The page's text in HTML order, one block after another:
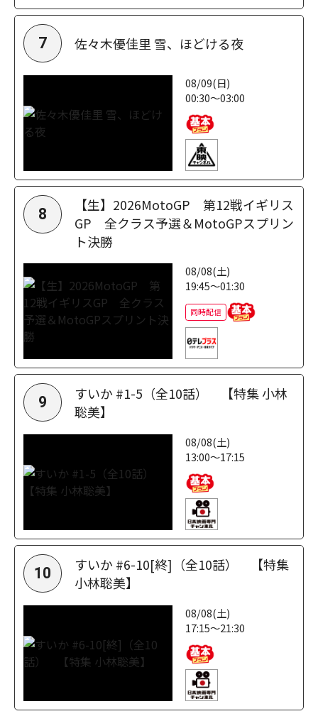
7 佐々木優佳里 雪、ほどける夜
08/09(日)
00:30～03:00
8
【生】2026MotoGP 第12戦イギリス
GP 全クラス予選＆MotoGPスプリン
ト決勝
08/08(土)
19:45～01:30
同時配信
9
すいか #1-5（全10話） 【特集 小林
聡美】
08/08(土)
13:00～17:15
10
すいか #6-10[終]（全10話） 【特集
小林聡美】
08/08(土)
17:15～21:30